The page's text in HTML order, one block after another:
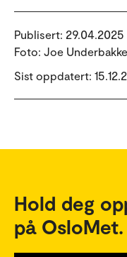
Publisert: 29.04.2025
Foto: Joe Underbakke
Sist oppdatert:
Hold deg
på OsloMet.